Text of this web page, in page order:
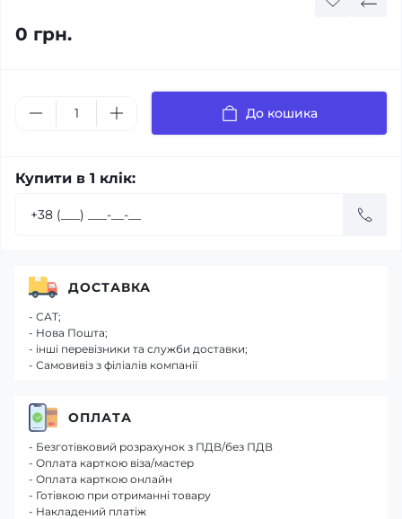
0 грн.
До кошика
Купити в 1 клік:
ДОСТАВКА
- САТ;
- Нова Пошта;
- інші перевізники та служби доставки;
- Самовивіз з філіалів компанії
ОПЛАТА
- Безготівковий розрахунок з ПДВ/без ПДВ
- Оплата карткою віза/мастер
- Оплата карткою онлайн
- Готівкою при отриманні товару
- Накладений платіж